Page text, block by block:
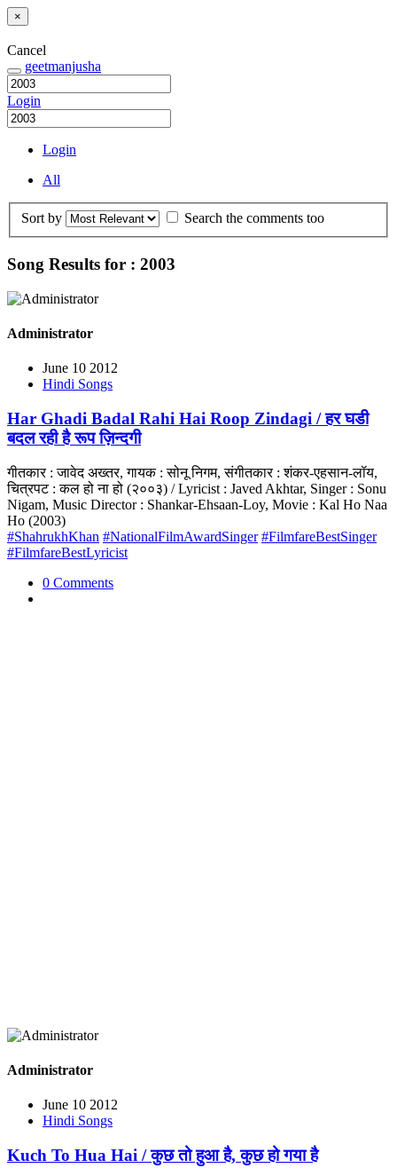
×
Cancel
geetmanjusha
Login
Login
All
Sort by Search the comments too
Song Results for : 2003
Administrator
June 10 2012
Hindi Songs
Har Ghadi Badal Rahi Hai Roop Zindagi / हर घडी
बदल रही है रूप ज़िन्दगी
गीतकार : जावेद अख्तर, गायक : सोनू निगम, संगीतकार : शंकर-एहसान-लॉय,
चित्रपट : कल हो ना हो (२००३) / Lyricist : Javed Akhtar, Singer : Sonu
Nigam, Music Director : Shankar-Ehsaan-Loy, Movie : Kal Ho Naa
Ho (2003)
#ShahrukhKhan #NationalFilmAwardSinger #FilmfareBestSinger
#FilmfareBestLyricist
0 Comments
Administrator
June 10 2012
Hindi Songs
Kuch To Hua Hai / कुछ तो हुआ है, कुछ हो गया है